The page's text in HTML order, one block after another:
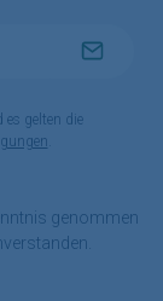
es gelten die
genommen